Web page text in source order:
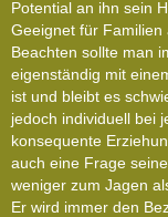
Potential an ihn sein
Geeignet für Familien
Beachten sollte man
eigenständig mit
ist und bleibt es
jedoch individuell bei
konsequente
auch eine Frage
weniger zum Jagen
Er wird immer den